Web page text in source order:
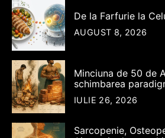
De la Farfurie la
AUGUST 8, 2026
Minciuna de 50 de
schimbarea
IULIE 26, 2026
Sarcopenie,